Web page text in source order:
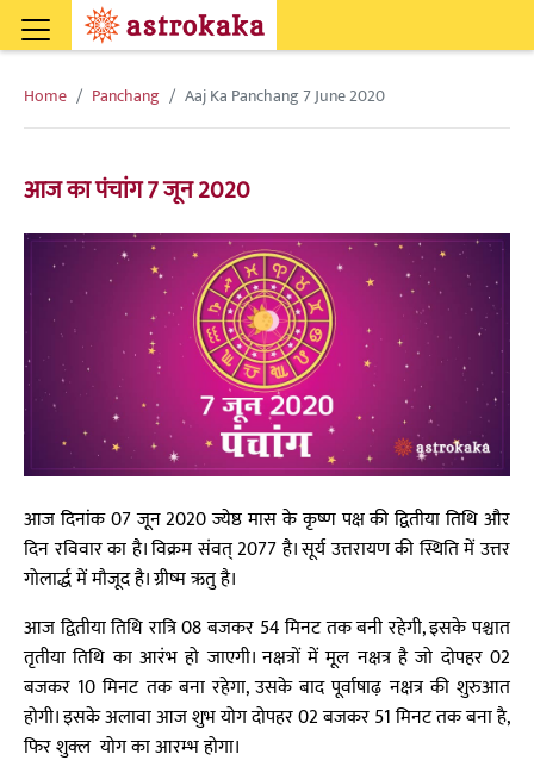
Home Panchang Aaj Ka Panchang 7 June 2020
आज का पंचांग 7 जून 2020
आज दिनांक 07 जून 2020 ज्येष्ठ मास के कृष्ण पक्ष की द्वितीया तिथि और
दिन रविवार का है। विक्रम संवत् 2077 है। सूर्य उत्तरायण की स्थिति में उत्तर
गोलार्द्ध में मौजूद है। ग्रीष्म ऋतु है।
आज द्वितीया तिथि रात्रि 08 बजकर 54 मिनट तक बनी रहेगी, इसके पश्चात
तृतीया तिथि का आरंभ हो जाएगी। नक्षत्रों में मूल नक्षत्र है जो दोपहर 02
बजकर 10 मिनट तक बना रहेगा, उसके बाद पूर्वाषाढ़ नक्षत्र की शुरुआत
होगी। इसके अलावा आज शुभ योग दोपहर 02 बजकर 51 मिनट तक बना है,
फिर शुक्ल योग का आरम्भ होगा।